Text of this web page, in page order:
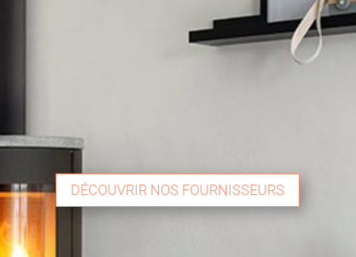
DÉCOUVRIR NOS FOURNISSEURS